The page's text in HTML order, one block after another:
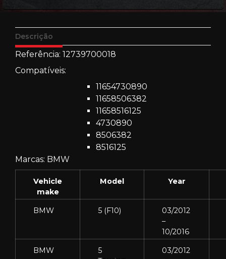
Descrição
Referência: 12739700018
Compatíveis:
11654730890
11658506382
11658516125
4730890
8506382
8516125
Marcas: BMW
Vehicle
make
Model Year
BMW 5 (F10)
03/2012
–
10/2016
BMW
5
03/2012